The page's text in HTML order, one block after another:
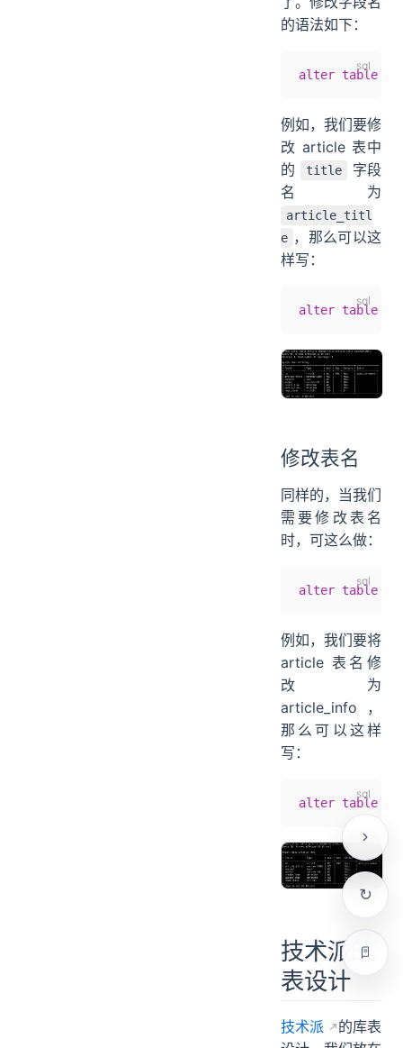
的语法如下：
alter table
例如，我们要修
改 article 表中
的
title
字段
名为
article_titl
e ，那么可以这
样写：
alter table
修改表名
同样的，当我们
需要修改表名
时，可这么做：
alter table
例如，我们要将
article 表名修
改为
article_info，
那么可以这样
写：
alter table
技术派的
表设计
技术派
的库表